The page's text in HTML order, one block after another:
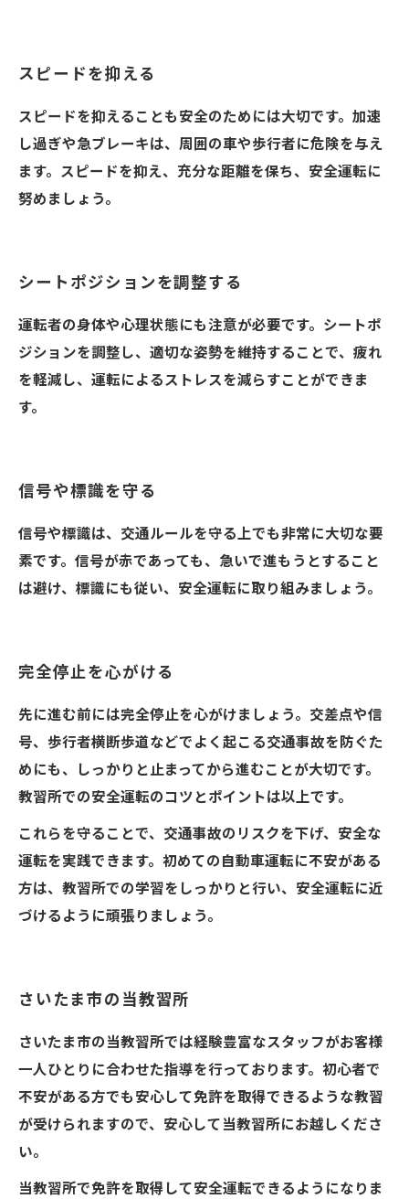
スピードを抑える
スピードを抑えることも安全のためには大切です。加速
し過ぎや急ブレーキは、周囲の車や歩行者に危険を与え
ます。スピードを抑え、充分な距離を保ち、安全運転に
努めましょう。
シートポジションを調整する
運転者の身体や心理状態にも注意が必要です。シートポ
ジションを調整し、適切な姿勢を維持することで、疲れ
を軽減し、運転によるストレスを減らすことができま
す。
信号や標識を守る
信号や標識は、交通ルールを守る上でも非常に大切な要
素です。信号が赤であっても、急いで進もうとすること
は避け、標識にも従い、安全運転に取り組みましょう。
完全停止を心がける
先に進む前には完全停止を心がけましょう。交差点や信
号、歩行者横断歩道などでよく起こる交通事故を防ぐた
めにも、しっかりと止まってから進むことが大切です。
教習所での安全運転のコツとポイントは以上です。
これらを守ることで、交通事故のリスクを下げ、安全な
運転を実践できます。初めての自動車運転に不安がある
方は、教習所での学習をしっかりと行い、安全運転に近
づけるように頑張りましょう。
さいたま市の当教習所
さいたま市の当教習所では経験豊富なスタッフがお客様
一人ひとりに合わせた指導を行っております。初心者で
不安がある方でも安心して免許を取得できるような教習
が受けられますので、安心して当教習所にお越しくださ
い。
当教習所で免許を取得して安全運転できるようになりま